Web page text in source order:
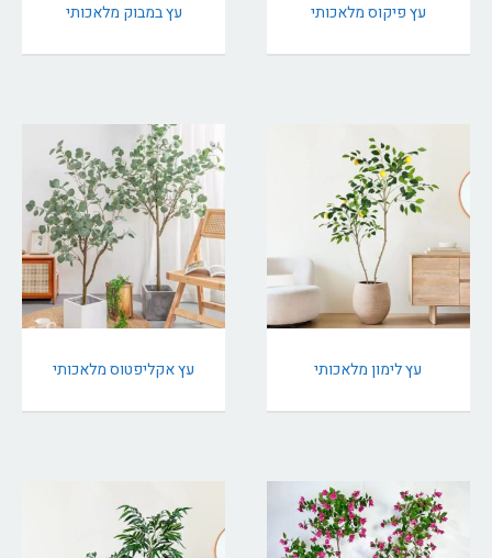
עץ פיקוס מלאכותי עץ במבוק מלאכותי
עץ לימון מלאכותי עץ אקליפטוס מלאכותי